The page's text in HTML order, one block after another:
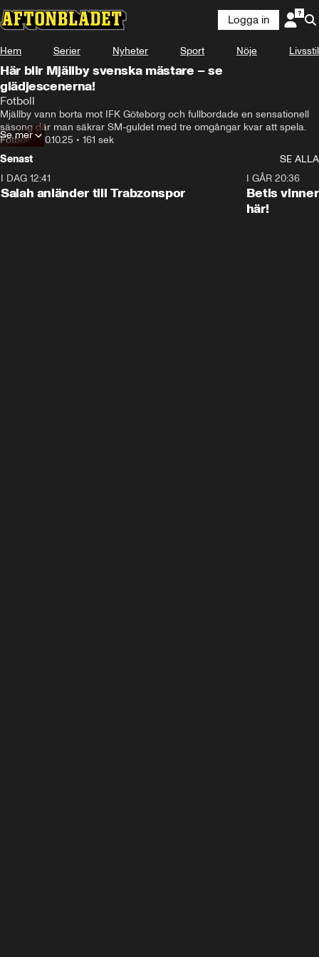
Logga in
Hem Serier Nyheter Sport Nöje Livsstil
Här blir Mjällby svenska mästare – se
glädjescenerna!
Fotboll
Mjällby vann borta mot IFK Göteborg och fullbordade en sensationell
säsong där man säkrar SM-guldet med tre omgångar kvar att spela.
Fotboll•20.10.25 • 161 sek
Se mer
Senast
SE ALLA
I DAG 12:41
Salah anländer till Trabzonspor
I GÅR 20:36
Betis
här!